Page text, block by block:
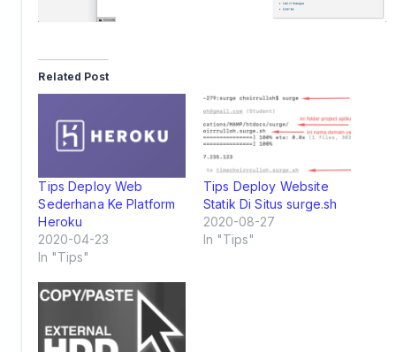
Related Post
Tips Deploy Web
Sederhana Ke Platform
Heroku
2020-04-23
In "Tips"
Tips Deploy Website
Statik Di Situs surge.sh
2020-08-27
In "Tips"